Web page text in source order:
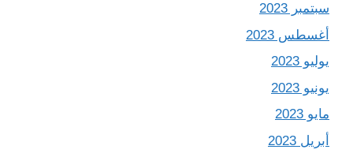
سبتمبر 2023
أغسطس 2023
يوليو 2023
يونيو 2023
مايو 2023
أبريل 2023